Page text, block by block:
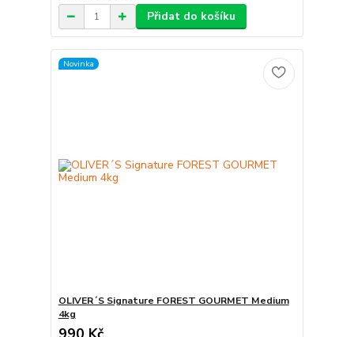
Přidat do košíku
Novinka
OLIVER´S Signature FOREST GOURMET Medium
4kg